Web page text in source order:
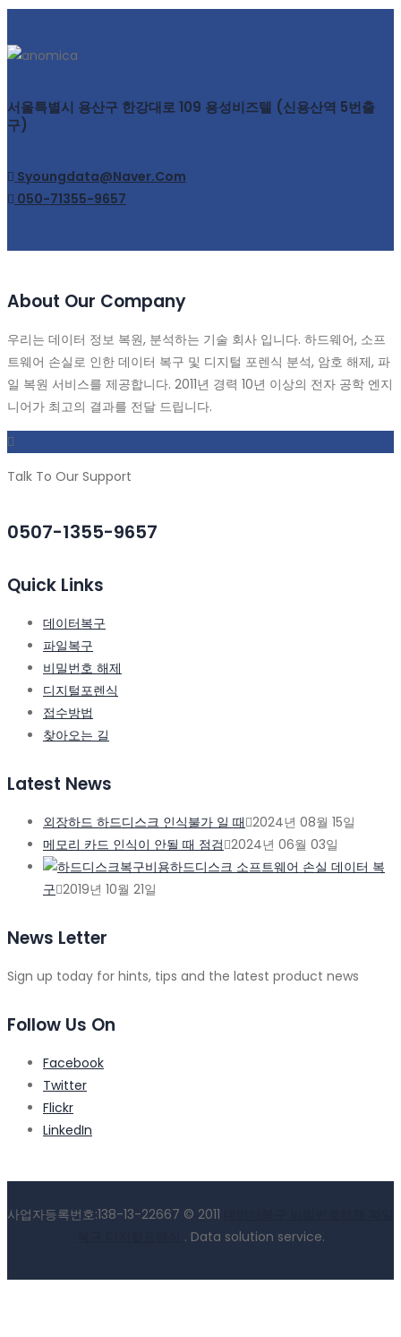
서울특별시 용산구 한강대로 109 용성비즈텔 (신용산역 5번출
구)
Syoungdata@naver.com
050-71355-9657
About Our Company
우리는 데이터 정보 복원, 분석하는 기술 회사 입니다. 하드웨어, 소프
트웨어 손실로 인한 데이터 복구 및 디지털 포렌식 분석, 암호 해제, 파
일 복원 서비스를 제공합니다. 2011년 경력 10년 이상의 전자 공학 엔지
니어가 최고의 결과를 전달 드립니다.
Talk To Our Support
0507-1355-9657
Quick Links
데이터복구
파일복구
비밀번호 해제
디지털포렌식
접수방법
찾아오는 길
Latest News
외장하드 하드디스크 인식불가 일 때 2024년 08월 15일
메모리 카드 인식이 안될 때 점검 2024년 06월 03일
하드디스크 소프트웨어 손실 데이터 복
구 2019년 10월 21일
News Letter
Sign up today for hints, tips and the latest product news
Follow Us On
Facebook
Twitter
Flickr
LinkedIn
사업자등록번호:138-13-22667 © 2011
. Data solution service.